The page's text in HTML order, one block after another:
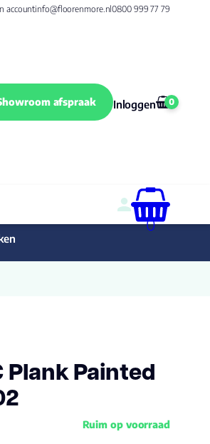
accountinfo@floorenmore.nl0800 999 77 79
afspraak Inloggen 0
0
Plank Painted
Ruim op voorraad